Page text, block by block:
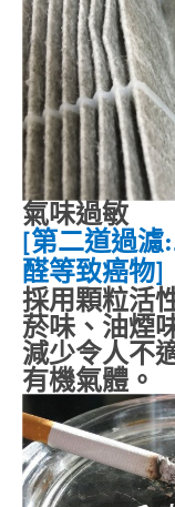
氣味過敏
第二道過濾:
醛等致癌物
採用顆粒活
菸味、油煙
減少令人不
有機氣體。